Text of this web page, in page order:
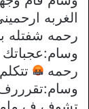
الغربه
رحمه شفتله
وسام:عجباتك
رحمه